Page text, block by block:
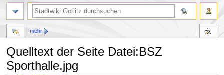
Quelltext der Seite Datei:BSZ
Sporthalle.jpg
mehr